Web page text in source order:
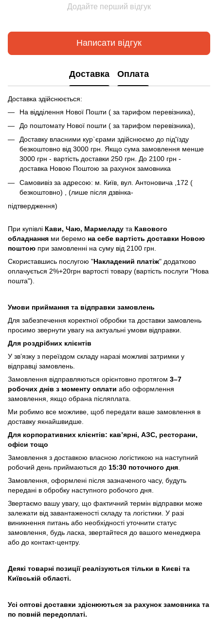
Додайте перший відгук
Написати відгук
Доставка Оплата
Доставка здійснюється:
На відділення Нової Пошти ( за тарифом перевізника),
До поштомату Нової пошти ( за тарифом перевізника),
Доставку власними кур`єрами здійснюємо до під'їзду
безкоштовно від 3000 грн. Якщо сума замовлення менше
3000 грн - вартість доставки 250 грн. До 2100 грн -
доставка Новою Поштою за рахунок замовника
Самовивіз за адресою: м. Київ, вул. Антоновича ,172 (
безкоштовно) , (лише після дзвінка-
підтвердження)
При купівлі Кави, Чаю, Мармеладу та Кавового
обладнання ми беремо на себе вартість доставки Новою
поштою при замовленні на суму від 2100 грн.
Скориставшись послугою "Накладений платіж" додатково
оплачується 2%+20грн вартості товару (вартість послуги "Нова
пошта").
Умови приймання та відправки замовлень
Для забезпечення коректної обробки та доставки замовлень
просимо звернути увагу на актуальні умови відправки.
Для роздрібних клієнтів
У зв’язку з переїздом складу наразі можливі затримки у
відправці замовлень.
Замовлення відправляються орієнтовно протягом 3–7
робочих днів з моменту оплати або оформлення
замовлення, якщо обрана післяплата.
Ми робимо все можливе, щоб передати ваше замовлення в
доставку якнайшвидше.
Для корпоративних клієнтів: кав’ярні, АЗС, ресторани,
офіси тощо
Замовлення з доставкою власною логістикою на наступний
робочий день приймаються до 15:30 поточного дня
Замовлення, оформлені після зазначеного часу, будуть
передані в обробку наступного робочого дня.
Звертаємо вашу увагу, що фактичний термін відправки може
залежати від завантаженості складу та логістики. У разі
виникнення питань або необхідності уточнити статус
замовлення, будь ласка, звертайтеся до вашого менеджера
або до контакт-центру.
Деякі товарні позиції реалізуються тільки в Києві та
Київській області.
Усі оптові доставки здіснюються за рахунок замовника та
по повній передоплаті.